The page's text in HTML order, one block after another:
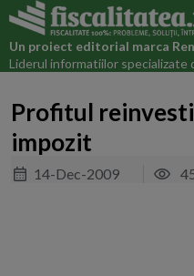
Un proiect editorial marca
Liderul informatiilor specializate
Profitul
impozit
14-Dec-2009